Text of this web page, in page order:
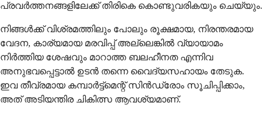
പ്രവർത്തനങ്ങളിലേക്ക് തിരികെ കൊണ്ടുവരികയും ചെയ്യും.
നിങ്ങൾക്ക് വിശ്രമത്തിലും പോലും രൂക്ഷമായ, നിരന്തരമായ
വേദന, കാര്യമായ മരവിപ്പ് അല്ലെങ്കിൽ വ്യായാമം
നിർത്തിയ ശേഷവും മാറാത്ത ബലഹീനത എന്നിവ
അനുഭവപ്പെട്ടാൽ ഉടൻ തന്നെ വൈദ്യസഹായം തേടുക.
ഇവ തീവ്രമായ കമ്പാർട്ട്മെന്റ് സിൻഡ്രോം സൂചിപ്പിക്കാം,
അത് അടിയന്തിര ചികിത്സ ആവശ്യമാണ്.